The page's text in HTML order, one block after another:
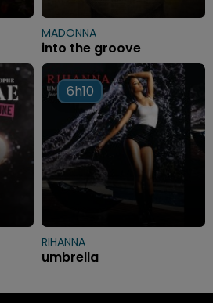
MADONNA
into the groove
6h10
6h10
RIHANNA
umbrella